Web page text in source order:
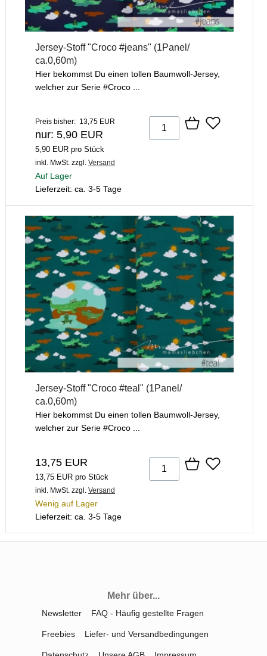
Jersey-Stoff "Croco #jeans" (1Panel/
ca.0,60m)
Hier bekommst Du einen tollen Baumwoll-Jersey,
welcher zur Serie #Croco ...
Preis bisher: 13,75 EUR
nur: 5,90 EUR
5,90 EUR pro Stück
inkl. MwSt. zzgl. Versand
Auf Lager
Lieferzeit: ca. 3-5 Tage
Jersey-Stoff "Croco #teal" (1Panel/
ca.0,60m)
Hier bekommst Du einen tollen Baumwoll-Jersey,
welcher zur Serie #Croco ...
13,75 EUR
13,75 EUR pro Stück
inkl. MwSt. zzgl. Versand
Wenig auf Lager
Lieferzeit: ca. 3-5 Tage
Mehr über...
Newsletter FAQ - Häufig gestellte Fragen
Freebies Liefer- und Versandbedingungen